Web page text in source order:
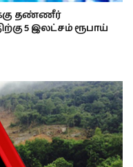
தண்ணீர்
5 இலட்சம் ரூபாய்